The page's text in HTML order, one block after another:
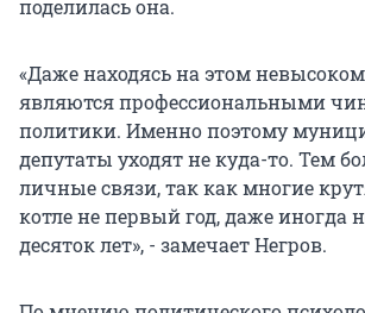
поделилась она.
«Даже находясь на этом
являются профессиональными
политики. Именно поэтому
депутаты уходят не куда-то. Тем
личные связи, так как многие
котле не первый год, даже иногда
десяток лет», - замечает Негров.